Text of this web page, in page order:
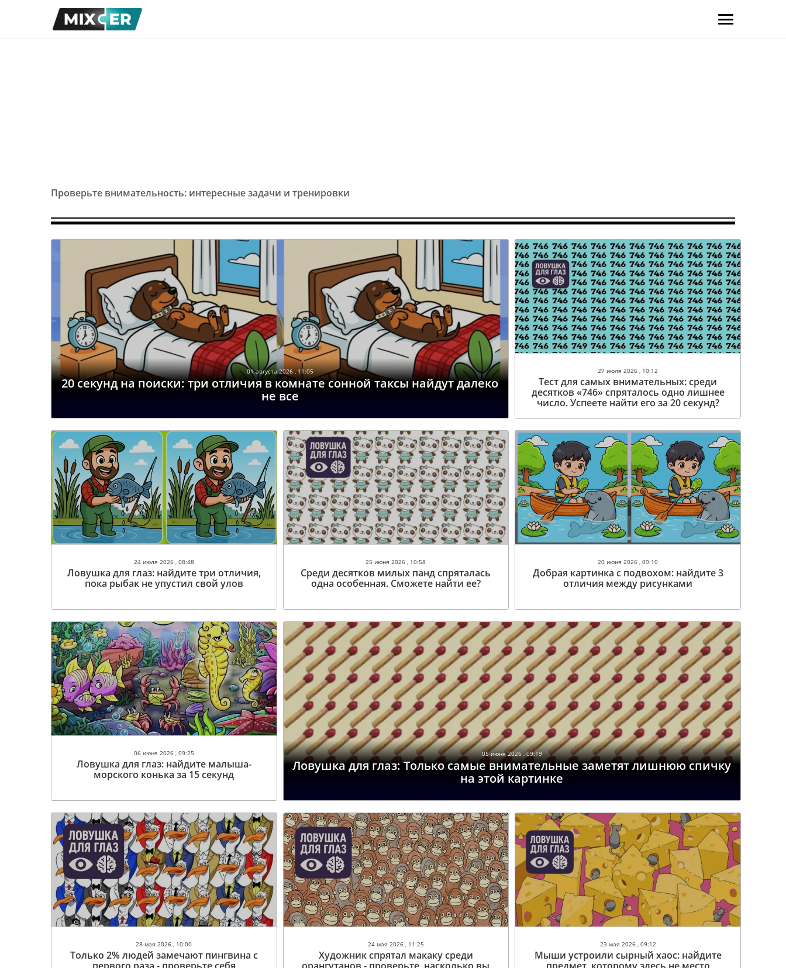
Проверьте внимательность: интересные задачи и тренировки
01 августа 2026 , 11:05
20 секунд на поиски: три отличия в комнате сонной таксы найдут далеко
не все
27 июля 2026 , 10:12
Тест для самых внимательных: среди
десятков «746» спряталось одно лишнее
число. Успеете найти его за 20 секунд?
24 июля 2026 , 08:48
Ловушка для глаз: найдите три отличия,
пока рыбак не упустил свой улов
25 июня 2026 , 10:58
Среди десятков милых панд спряталась
одна особенная. Сможете найти ее?
20 июня 2026 , 09:10
Добрая картинка с подвохом: найдите 3
отличия между рисунками
06 июня 2026 , 09:25
Ловушка для глаз: найдите малыша-
морского конька за 15 секунд
05 июня 2026 , 09:19
Ловушка для глаз: Только самые внимательные заметят лишнюю спичку
на этой картинке
28 мая 2026 , 10:00
Только 2% людей замечают пингвина с
24 мая 2026 , 11:25
Художник спрятал макаку среди
23 мая 2026 , 09:12
Мыши устроили сырный хаос: найдите